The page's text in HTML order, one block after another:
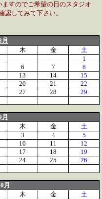
すのでご希望の日のスタジオ
認してみて下さい。
木 金
土
1
6 7
8
13 14
15
20 21
22
27 28
29
木 金
土
3 4
5
10 11
12
17 18
19
24 25
26
月
木 金
土